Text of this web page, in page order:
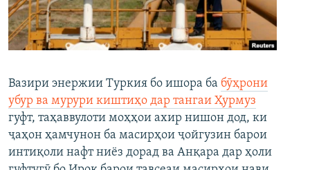
Вазири энержии Туркия бо ишора ба бӯҳрони
убур ва мурури киштиҳо дар тангаи Ҳурмуз
гуфт, таҳаввулоти моҳҳои ахир нишон дод, ки
ҷаҳон ҳамчунон ба масирҳои ҷойгузин барои
интиқоли нафт ниёз дорад ва Анқара дар ҳоли